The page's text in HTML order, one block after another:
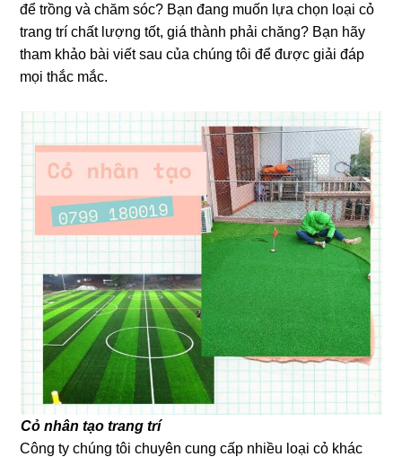
để trồng và chăm sóc? Bạn đang muốn lựa chọn loại cỏ
trang trí chất lượng tốt, giá thành phải chăng? Bạn hãy
tham khảo bài viết sau của chúng tôi để được giải đáp
mọi thắc mắc.
Cỏ nhân tạo trang trí
Công ty chúng tôi chuyên cung cấp nhiều loại cỏ khác